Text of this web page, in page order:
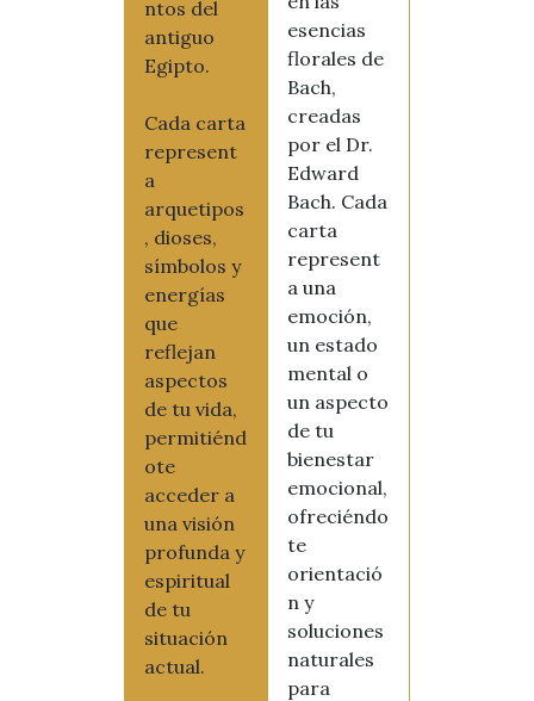
ntos del
antiguo
Egipto.
Cada carta
represent
a
arquetipos
, dioses,
símbolos y
energías
que
reflejan
aspectos
de tu vida,
permitiénd
ote
acceder a
una visión
profunda y
espiritual
de tu
situación
actual.
esencias
florales de
Bach,
creadas
por el Dr.
Edward
Bach. Cada
carta
represent
a una
emoción,
un estado
mental o
un aspecto
de tu
bienestar
emocional,
ofreciéndo
te
orientació
n y
soluciones
naturales
para